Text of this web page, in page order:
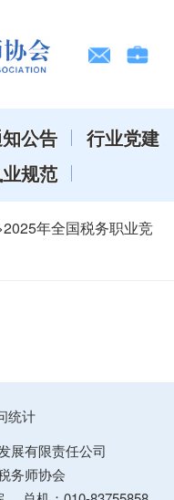
公告
行业党建
规范
年全国税务职业竞
统计
展有限责任公司
务师协会